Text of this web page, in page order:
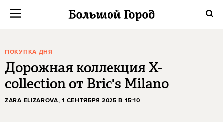
ПОКУПКА ДНЯ
Дорожная коллекция X-
collection от Bric's Milano
ZARA ELIZAROVA, 1 СЕНТЯБРЯ 2025 В 15:10